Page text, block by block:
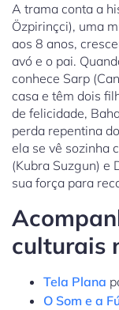
A trama conta a
Özpirinçci), uma
aos 8 anos,
avó e o pai.
conhece Sarp
casa e têm dois
de felicidade,
perda repentina
ela se vê sozinha
(Kubra Suzgun) e
sua força para
culturais
Tela Plana
O Som e a